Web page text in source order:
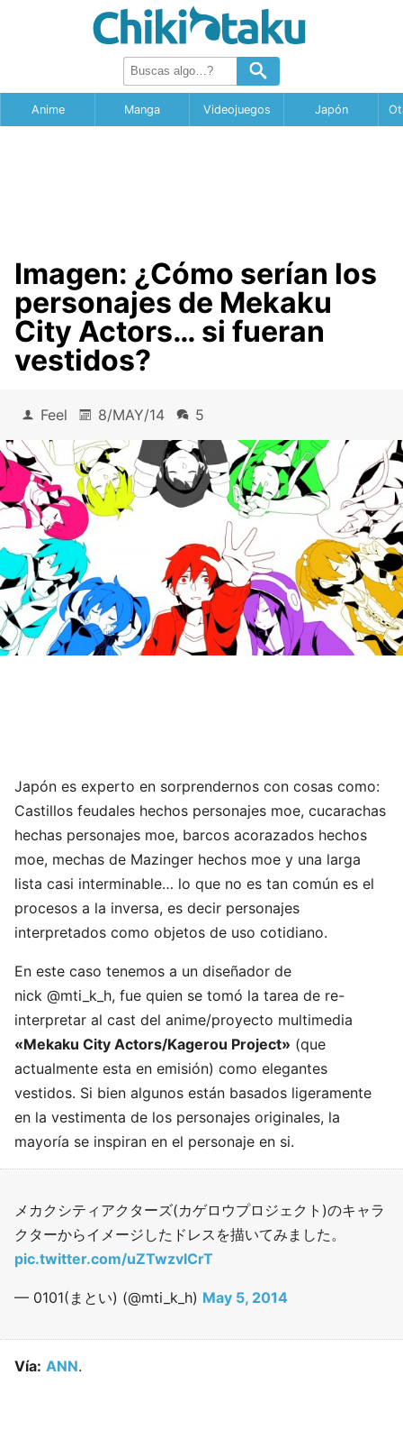
Anime Manga Videojuegos Japón
Imagen: ¿Cómo serían los
personajes de Mekaku
City Actors… si fueran
vestidos?
Feel 8/MAY/14 5
Japón es experto en sorprendernos con cosas como:
Castillos feudales hechos personajes moe, cucarachas
hechas personajes moe, barcos acorazados hechos
moe, mechas de Mazinger hechos moe y una larga
lista casi interminable… lo que no es tan común es el
procesos a la inversa, es decir personajes
interpretados como objetos de uso cotidiano.
En este caso tenemos a un diseñador de
nick @mti_k_h, fue quien se tomó la tarea de re-
interpretar al cast del anime/proyecto multimedia
«Mekaku City Actors/Kagerou Project» (que
actualmente esta en emisión) como elegantes
vestidos. Si bien algunos están basados ligeramente
en la vestimenta de los personajes originales, la
mayoría se inspiran en el personaje en si.
メカクシティアクターズ(カゲロウプロジェクト)のキャラ
クターからイメージしたドレスを描いてみました。
pic.twitter.com/uZTwzvICrT
— 0101(まとい) (@mti_k_h) May 5, 2014
Vía: ANN.